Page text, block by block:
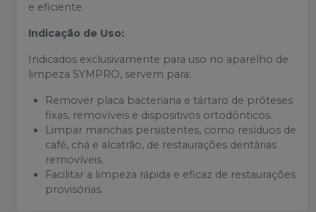
e eficiente.
Indicação de Uso:
Indicados exclusivamente para uso no aparelho de
limpeza SYMPRO, servem para:
Remover placa bacteriana e tártaro de próteses
fixas, removíveis e dispositivos ortodônticos.
Limpar manchas persistentes, como resíduos de
café, chá e alcatrão, de restaurações dentárias
removíveis.
Facilitar a limpeza rápida e eficaz de restaurações
provisórias.